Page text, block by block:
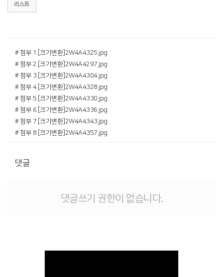
리스트
# 첨부 1.[크기변환]2W4A4325.jpg
# 첨부 2.[크기변환]2W4A4297.jpg
# 첨부 3.[크기변환]2W4A4304.jpg
# 첨부 4.[크기변환]2W4A4328.jpg
# 첨부 5.[크기변환]2W4A4330.jpg
# 첨부 6.[크기변환]2W4A4336.jpg
# 첨부 7.[크기변환]2W4A4343.jpg
# 첨부 8.[크기변환]2W4A4357.jpg
댓글
댓글쓰기 권한이 없습니다.